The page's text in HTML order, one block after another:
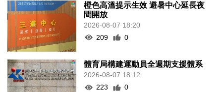
橙色高溫提示生效 避暑中心延長夜
間開放
2026-08-07 18:20
209
0
體育局構建運動員全週期支援體系
2026-08-07 18:12
223
0